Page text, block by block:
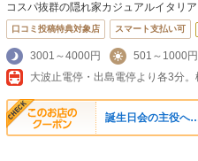
コスパ抜群の隠れ家カジュアルイタリ
口コミ投稿特典対象店 スマート支払い可
3001～4000円
501～1000円
大波止電停・出島電停より各3分。
誕生日会の主役